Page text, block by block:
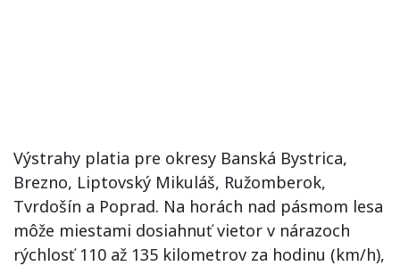
Výstrahy platia pre okresy Banská Bystrica,
Brezno, Liptovský Mikuláš, Ružomberok,
Tvrdošín a Poprad. Na horách nad pásmom lesa
môže miestami dosiahnuť vietor v nárazoch
rýchlosť 110 až 135 kilometrov za hodinu (km/h),